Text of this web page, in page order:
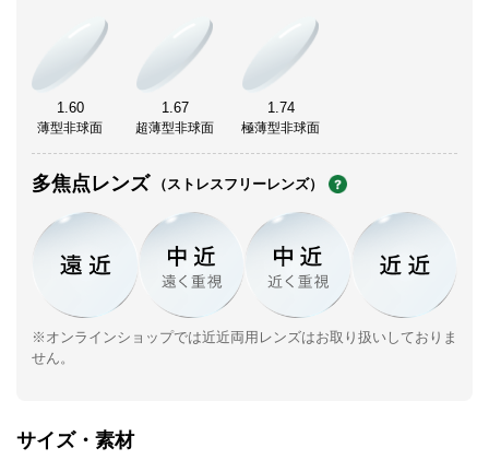
1.60
薄型非球面
1.67
超薄型非球面
1.74
極薄型非球面
多焦点レンズ （ストレスフリーレンズ）
※オンラインショップでは近近両用レンズはお取り扱いしておりま
せん。
サイズ・素材